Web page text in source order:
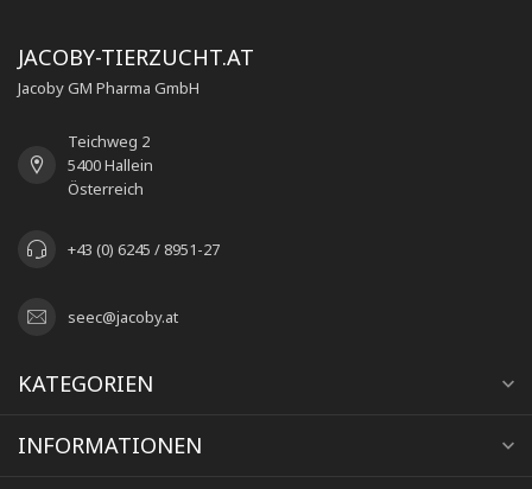
JACOBY-TIERZUCHT.AT
Jacoby GM Pharma GmbH
Teichweg 2
5400 Hallein
Österreich
+43 (0) 6245 / 8951-27
seec@jacoby.at
KATEGORIEN
INFORMATIONEN